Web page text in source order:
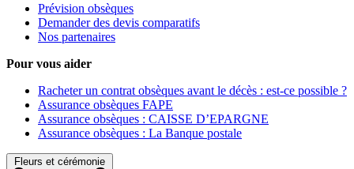
Prévision obsèques
Demander des devis comparatifs
Nos partenaires
Pour vous aider
Racheter un contrat obsèques avant le décès : est-ce possible ?
Assurance obsèques FAPE
Assurance obsèques : CAISSE D’EPARGNE
Assurance obsèques : La Banque postale
Fleurs et cérémonie